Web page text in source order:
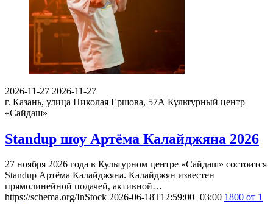
2026-11-27 2026-11-27
г. Казань, улица Николая Ершова, 57А Культурный центр
«Сайдаш»
Standup шоу Артёма Калайджяна 2026
27 ноября 2026 года в Культурном центре «Сайдаш» состоится
Standup Артёма Калайджяна. Калайджян известен
прямолинейной подачей, активной…
https://schema.org/InStock 2026-06-18T12:59:00+03:00 1800 от 1